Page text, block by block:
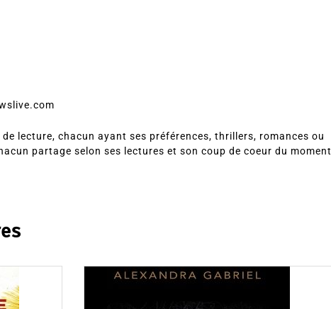
de lecture, chacun ayant ses préférences, thrillers, romances ou
partage selon ses lectures et son coup de coeur du moment